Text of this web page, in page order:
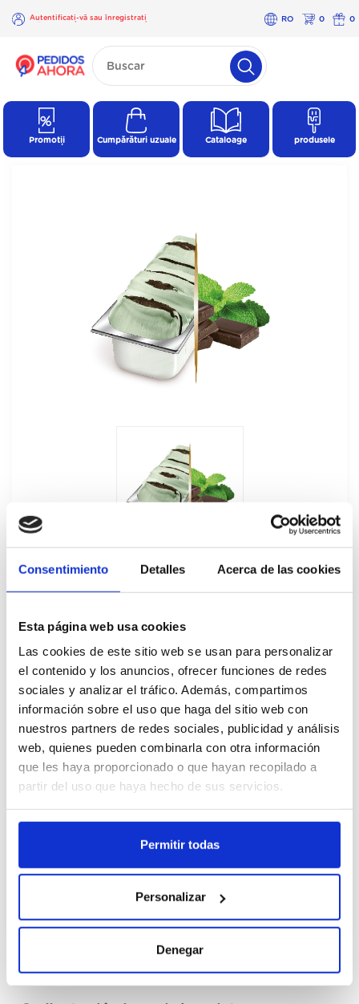
Consentimiento Detalles Acerca de las cookies
Esta página web usa cookies
Las cookies de este sitio web se usan para personalizar
el contenido y los anuncios, ofrecer funciones de redes
sociales y analizar el tráfico. Además, compartimos
información sobre el uso que haga del sitio web con
nuestros partners de redes sociales, publicidad y análisis
web, quienes pueden combinarla con otra información
que les haya proporcionado o que hayan recopilado a
partir del uso que haya hecho de sus servicios.
Permitir todas
Personalizar
Denegar
Autentificați-vă sau înregistrați
RO 0 0
×
Autentificați-
înregistrați-
Promoții Cumpărături uzuale Cataloage produsele
Helado Granel Comtessa Menta
Chocolate Carte D'Or 5,5L
83358
Cajas
Nu este disponibil, aplicați acum
Vezi fișa tehnică
Descriere